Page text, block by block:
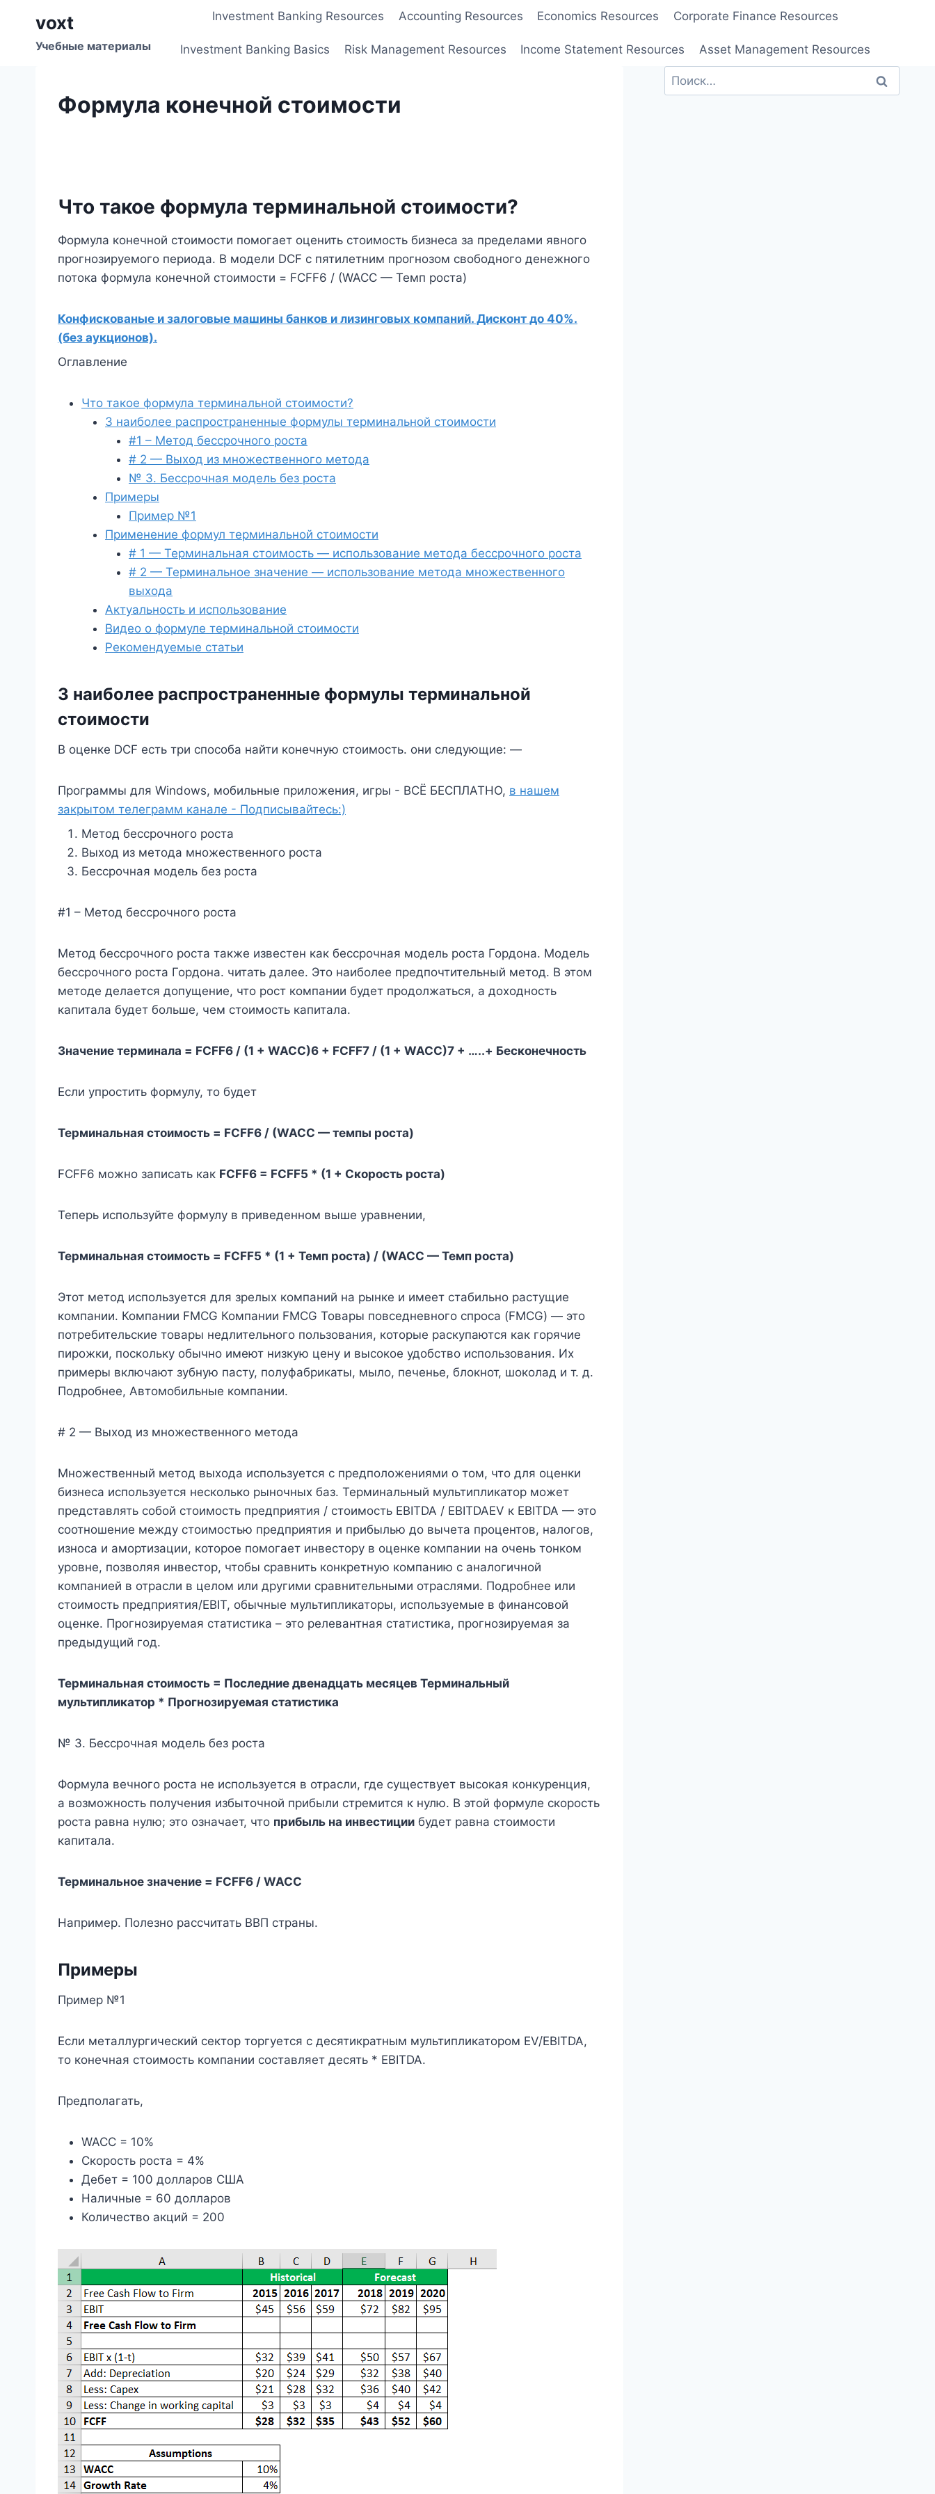
содержимому
voxt
Учебные материалы
Investment Banking Resources Accounting Resources Economics Resources Corporate Finance Resources
Investment Banking Basics Risk Management Resources Income Statement Resources Asset Management Resources
Формула конечной стоимости
Что такое формула терминальной стоимости?
Формула конечной стоимости помогает оценить стоимость бизнеса за пределами явного
прогнозируемого периода. В модели DCF с пятилетним прогнозом свободного денежного
потока формула конечной стоимости = FCFF6 / (WACC — Темп роста)
Конфискованые и залоговые машины банков и лизинговых компаний. Дисконт до 40%.
(без аукционов).
Оглавление
Что такое формула терминальной стоимости?
3 наиболее распространенные формулы терминальной стоимости
#1 – Метод бессрочного роста
# 2 — Выход из множественного метода
№ 3. Бессрочная модель без роста
Примеры
Пример №1
Применение формул терминальной стоимости
# 1 — Терминальная стоимость — использование метода бессрочного роста
# 2 — Терминальное значение — использование метода множественного
выхода
Актуальность и использование
Видео о формуле терминальной стоимости
Рекомендуемые статьи
3 наиболее распространенные формулы терминальной
стоимости
В оценке DCF есть три способа найти конечную стоимость. они следующие: —
Программы для Windows, мобильные приложения, игры - ВСЁ БЕСПЛАТНО, в нашем
закрытом телеграмм канале - Подписывайтесь:)
Метод бессрочного роста
Выход из метода множественного роста
Бессрочная модель без роста
#1 – Метод бессрочного роста
Метод бессрочного роста также известен как бессрочная модель роста Гордона. Модель
бессрочного роста Гордона. читать далее. Это наиболее предпочтительный метод. В этом
методе делается допущение, что рост компании будет продолжаться, а доходность
капитала будет больше, чем стоимость капитала.
Значение терминала = FCFF6 / (1 + WACC)6 + FCFF7 / (1 + WACC)7 + …..+ Бесконечность
Если упростить формулу, то будет
Терминальная стоимость = FCFF6 / (WACC — темпы роста)
FCFF6 можно записать как FCFF6 = FCFF5 * (1 + Скорость роста)
Теперь используйте формулу в приведенном выше уравнении,
Терминальная стоимость = FCFF5 * (1 + Темп роста) / (WACC — Темп роста)
Этот метод используется для зрелых компаний на рынке и имеет стабильно растущие
компании. Компании FMCG Компании FMCG Товары повседневного спроса (FMCG) — это
потребительские товары недлительного пользования, которые раскупаются как горячие
пирожки, поскольку обычно имеют низкую цену и высокое удобство использования. Их
примеры включают зубную пасту, полуфабрикаты, мыло, печенье, блокнот, шоколад и т. д.
Подробнее, Автомобильные компании.
# 2 — Выход из множественного метода
Множественный метод выхода используется с предположениями о том, что для оценки
бизнеса используется несколько рыночных баз. Терминальный мультипликатор может
представлять собой стоимость предприятия / стоимость EBITDA / EBITDAEV к EBITDA — это
соотношение между стоимостью предприятия и прибылью до вычета процентов, налогов,
износа и амортизации, которое помогает инвестору в оценке компании на очень тонком
уровне, позволяя инвестор, чтобы сравнить конкретную компанию с аналогичной
компанией в отрасли в целом или другими сравнительными отраслями. Подробнее или
стоимость предприятия/EBIT, обычные мультипликаторы, используемые в финансовой
оценке. Прогнозируемая статистика – это релевантная статистика, прогнозируемая за
предыдущий год.
Терминальная стоимость = Последние двенадцать месяцев Терминальный
мультипликатор * Прогнозируемая статистика
№ 3. Бессрочная модель без роста
Формула вечного роста не используется в отрасли, где существует высокая конкуренция,
а возможность получения избыточной прибыли стремится к нулю. В этой формуле скорость
роста равна нулю; это означает, что прибыль на инвестиции будет равна стоимости
капитала.
Терминальное значение = FCFF6 / WACC
Например. Полезно рассчитать ВВП страны.
Примеры
Пример №1
Если металлургический сектор торгуется с десятикратным мультипликатором EV/EBITDA,
то конечная стоимость компании составляет десять * EBITDA.
Предполагать,
WACC = 10%
Скорость роста = 4%
Дебет = 100 долларов США
Наличные = 60 долларов
Количество акций = 200
Найти: